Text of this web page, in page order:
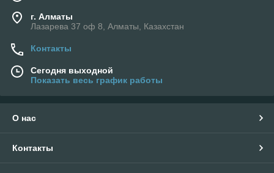
г. Алматы
Лазарева 37 оф 8, Алматы, Казахстан
Контакты
Сегодня выходной
Показать весь график работы
О нас
Контакты